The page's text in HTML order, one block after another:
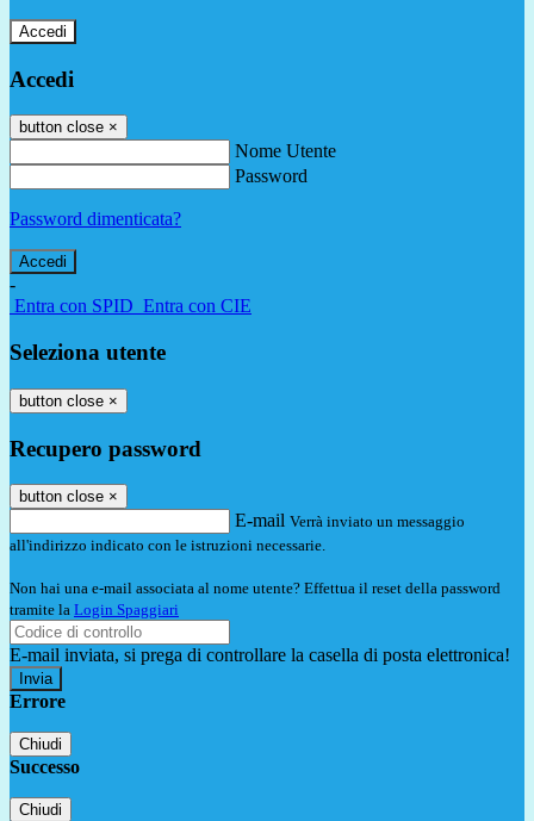
Accedi
Accedi
button close ×
Nome Utente
Password
Password dimenticata?
-
Entra con SPID Entra con CIE
Seleziona utente
button close ×
Recupero password
button close ×
E-mail Verrà inviato un messaggio
all'indirizzo indicato con le istruzioni necessarie.
Non hai una e-mail associata al nome utente? Effettua il reset della password
tramite la Login Spaggiari
E-mail inviata, si prega di controllare la casella di posta elettronica!
Errore
Chiudi
Successo
Chiudi